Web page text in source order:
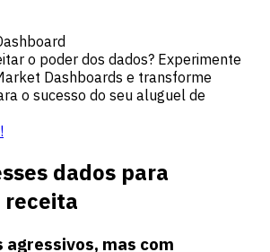
o poder dos dados? Experimente
Dashboards e transforme
o sucesso do seu aluguel de
dados para
receita
agressivos, mas com